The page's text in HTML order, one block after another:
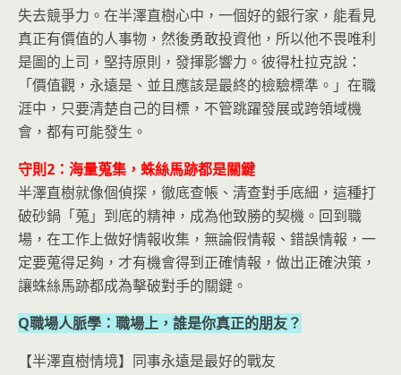
失去競爭力。在半澤直樹心中，一個好的銀行家，能看見
真正有價值的人事物，然後勇敢投資他，所以他不畏唯利
是圖的上司，堅持原則，發揮影響力。彼得杜拉克說：
「價值觀，永遠是、並且應該是最終的檢驗標準。」在職
涯中，只要清楚自己的目標，不管跳躍發展或跨領域機
會，都有可能發生。
守則2：海量蒐集，蛛絲馬跡都是關鍵
半澤直樹就像個偵探，徹底查帳、清查對手底細，這種打
破砂鍋「蒐」到底的精神，成為他致勝的契機。回到職
場，在工作上做好情報收集，無論假情報、錯誤情報，一
定要蒐得足夠，才有機會得到正確情報，做出正確決策，
讓蛛絲馬跡都成為擊破對手的關鍵。
Q職場人脈學：職場上，誰是你真正的朋友？
【半澤直樹情境】同事永遠是最好的戰友